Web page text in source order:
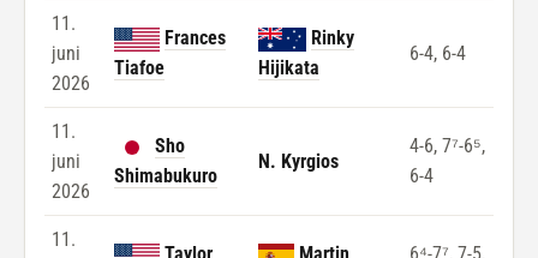
11.
juni
2026
Frances
Tiafoe
Rinky
Hijikata
6-4, 6-4
11.
juni
2026
Sho
Shimabukuro
N. Kyrgios
4-6, 7⁷-6⁵,
6-4
11.